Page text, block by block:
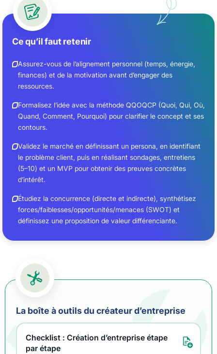
Ce qu’il faut retenir
Assurez-vous de l’alignement personnel (temps, énergie,
finances) et de la motivation avant d’engager des
ressources.
Formalisez l’idée avec la méthode QQOQCP (Quoi, Qui, Où,
Quand, Comment, Pourquoi) pour clarifier le concept et ses
contours.
Validez le marché en définissant un persona, en identifiant
le problème client, puis en réalisant sondages, entretiens
(5–10) et un MVP pour obtenir des preuves concrètes
d’intérêt.
Étudiez la concurrence (directe et indirecte), synthétisez
forces/faiblesses/opportunités/menaces (SWOT) et
définissez une proposition de valeur différenciante.
La boîte à outils du créateur d’entreprise
Checklist : Création d’entreprise étape
par étape